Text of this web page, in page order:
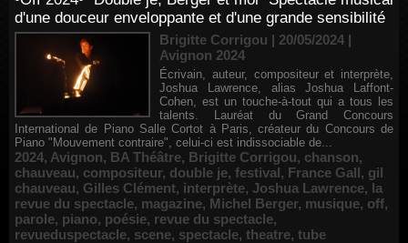
d'une douceur enveloppante et d'une grande sensibilité
Brigitte Corrigou | 20/05/2024 |
Avignon 2024
Écrivain, auteur, compositeur et interprète,
Joshua Lawrence, alias Joshua Laffont-
Cohen, est un touche-à-tout qui a tous les
talents. Lauréat du Grand Concours
International de Piano Salle Cortot à Paris, créateur du Concours de
Piano "Mouvement contraire", celui-ci est indissociable de...
2024, Avignon, BA Théâtre, Brigitte Corrigou, chanson,
chauveau, compositeur, double je, festival, France Gall, gil
chauveau, Gilles Clément, interprète, Joshua Lawrence, la
revue du spectacle, magazine, Michel Berger, musique, off,
parole, piano, poésie, revue du spectacle,
revueduspectacle, scene, spectacle, theatre, tube